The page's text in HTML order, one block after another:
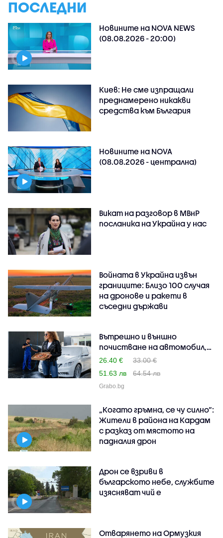
ПОСЛЕДНИ
Новините на NOVA NEWS
(08.08.2026 - 20:00)
Киев: Не сме изпращали
преднамерено никакви
средства към България
Новините на NOVA
(08.08.2026 - централна)
Викат на разговор в МВнР
посланика на Украйна у нас
Войната в Украйна извън
границите: Близо 100 случая
на дронове и ракети в
съседни държави
Вътрешно и външно
почистване на автомобил,
п..
26.40 €
33.00 €
51.63 лв
64.54 лв
Grabo.bg
„Когато гръмна, се чу силно“:
Жители в района на Кардам
с разказ от мястото на
падналия дрон
Дрон се взриви в
българското небе, службите
изясняват чий е
Отварянето на Ормузкия